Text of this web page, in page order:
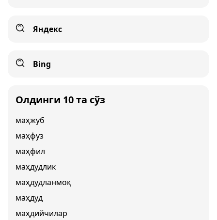
Яндекс
Bing
Олдинги 10 та сўз
маҳжуб
маҳфуз
маҳфил
маҳдудлик
маҳдудланмоқ
маҳдуд
маҳдийчилар